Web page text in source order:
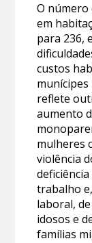
O número
em
para 236,
custos
reflete
aumento
mulheres
violência
trabalho
laboral,
idosos e
famílias